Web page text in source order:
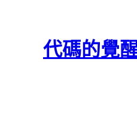
content代碼的覺